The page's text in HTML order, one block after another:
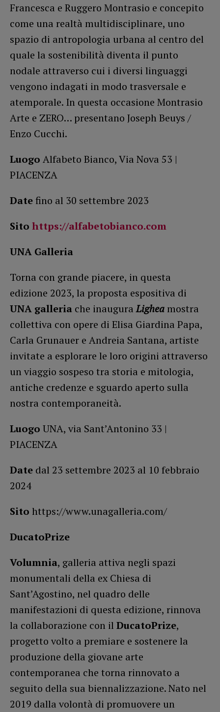
Francesca e Ruggero Montrasio e concepito
come una realtà multidisciplinare, uno
spazio di antropologia urbana al centro del
quale la sostenibilità diventa il punto
nodale attraverso cui i diversi linguaggi
vengono indagati in modo trasversale e
atemporale. In questa occasione Montrasio
Arte e ZERO… presentano Joseph Beuys /
Enzo Cucchi.
Luogo Alfabeto Bianco, Via Nova 53 |
PIACENZA
Datefino al 30 settembre 2023
Sito https://alfabetobianco.com
UNA Galleria
Torna con grande piacere, in questa
edizione 2023, la proposta espositiva di
UNA galleria che inauguraLighea mostra
collettiva con opere di Elisa Giardina Papa,
Carla Grunauer e Andreia Santana, artiste
invitate a esplorare le loro origini attraverso
un viaggio sospeso tra storia e mitologia,
antiche credenze e sguardo aperto sulla
nostra contemporaneità.
Luogo UNA, via Sant’Antonino 33 |
PIACENZA
Date dal 23 settembre 2023 al 10 febbraio
2024
Sito https://www.unagalleria.com/
DucatoPrize
Volumnia, galleria attiva negli spazi
monumentali della ex Chiesa di
Sant’Agostino, nel quadro delle
manifestazioni di questa edizione, rinnova
la collaborazione con il DucatoPrize,
progetto volto a premiare e sostenere la
produzione della giovane arte
contemporanea che torna rinnovato a
seguito della sua biennalizzazione. Nato nel
2019 dalla volontà di promuovere un